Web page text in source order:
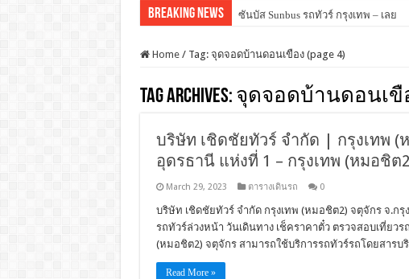
Breaking News ซันบัส Sunbus รถทัวร์ กรุงเทพ – เลย
Home / Tag: จุดจอดบ้านดอนเขือง(page 4)
Tag Archives: จุดจอดบ้านดอนเขื
บริษัท เชิดชัยทัวร์ จำกัด | กรุงเทพ
อุดรธานี แห่งที่ 1 – กรุงเทพ (หมอชิต
March 29, 2023 ตารางเดินรถ 0
บริษัท เชิดชัยทัวร์ จำกัด กรุงเทพ (หมอชิต2) จตุจักร จ.กรุ
รถทัวร์ล่วงหน้า วันเดินทาง เช็คราคาตั๋ว ตรวจสอบเที่ยว
(หมอชิต2) จตุจักร สามารถใช้บริการรถทัวร์รถโดยสาร
Read More »